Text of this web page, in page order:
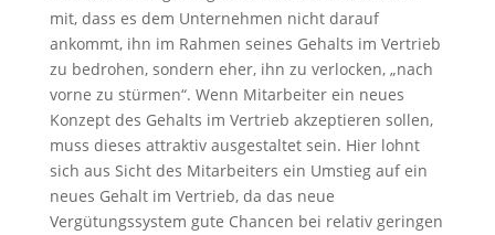
mit, dass es dem Unternehmen nicht darauf
ankommt, ihn im Rahmen seines Gehalts im Vertrieb
zu bedrohen, sondern eher, ihn zu verlocken, „nach
vorne zu stürmen“. Wenn Mitarbeiter ein neues
Konzept des Gehalts im Vertrieb akzeptieren sollen,
muss dieses attraktiv ausgestaltet sein. Hier lohnt
sich aus Sicht des Mitarbeiters ein Umstieg auf ein
neues Gehalt im Vertrieb, da das neue
Vergütungssystem gute Chancen bei relativ geringen